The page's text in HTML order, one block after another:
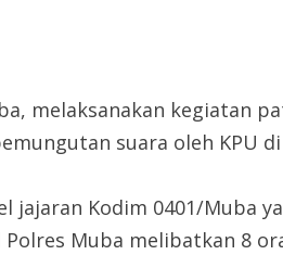
melaksanakan kegiatan
suara oleh KPU
Kodim 0401/Muba
Muba melibatkan 8